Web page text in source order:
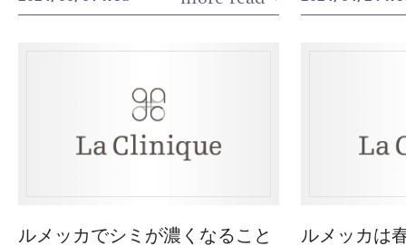
ルメッカでシミが濃くなること
ルメッカは